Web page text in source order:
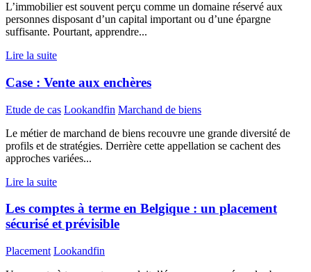
L’immobilier est souvent perçu comme un domaine réservé aux
personnes disposant d’un capital important ou d’une épargne
suffisante. Pourtant, apprendre...
Lire la suite
Case : Vente aux enchères
Etude de cas Lookandfin Marchand de biens
Le métier de marchand de biens recouvre une grande diversité de
profils et de stratégies. Derrière cette appellation se cachent des
approches variées...
Lire la suite
Les comptes à terme en Belgique : un placement
sécurisé et prévisible
Placement Lookandfin